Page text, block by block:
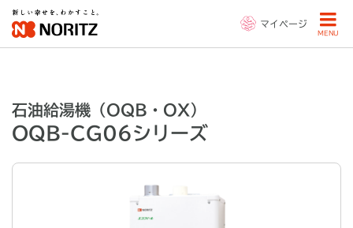
マイページ
MENU
石油給湯機（OQB・OX）
OQB-CG06シリーズ